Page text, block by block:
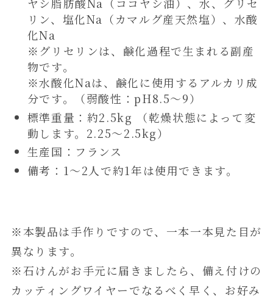
ヤシ脂肪酸Na（ココヤシ油）、水、グリセ
リン、塩化Na（カマルグ産天然塩）、水酸
化Na
※グリセリンは、鹸化過程で生まれる副産
物です。
※水酸化Naは、鹸化に使用するアルカリ成
分です。（弱酸性：pH8.5～9）
標準重量：約2.5kg （乾燥状態によって変
動します。2.25～2.5kg）
生産国：フランス
備考：1～2人で約1年は使用できます。
※本製品は手作りですので、一本一本見た目が
異なります。
※石けんがお手元に届きましたら、備え付けの
カッティングワイヤーでなるべく早く、お好み